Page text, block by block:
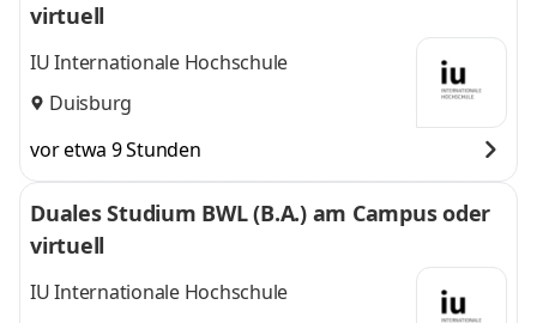
virtuell
IU Internationale Hochschule
Duisburg
vor etwa 9 Stunden
Duales Studium BWL (B.A.) am Campus oder
virtuell
IU Internationale Hochschule